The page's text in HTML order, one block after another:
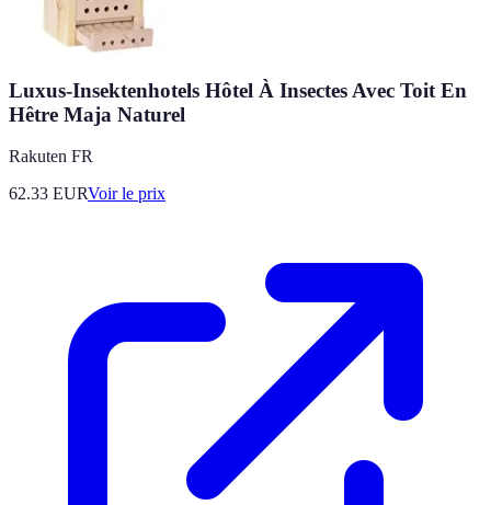
Luxus-Insektenhotels Hôtel À Insectes Avec Toit En
Hêtre Maja Naturel
Rakuten FR
62.33 EURVoir le prix